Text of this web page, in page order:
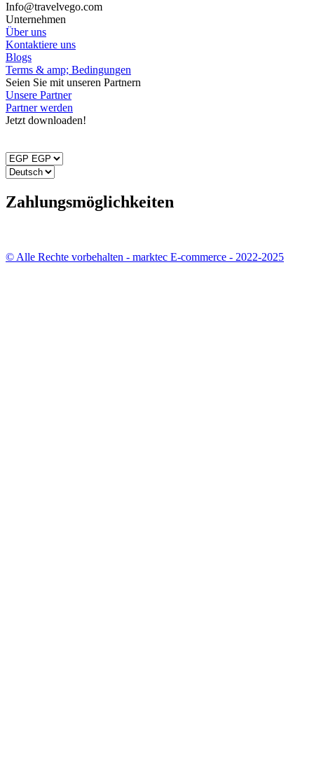
Info@travelvego.com
Unternehmen
Über uns
Kontaktiere uns
Blogs
Terms & amp; Bedingungen
Seien Sie mit unseren Partnern
Unsere Partner
Partner werden
Jetzt downloaden!
Zahlungsmöglichkeiten
© Alle Rechte vorbehalten - marktec E-commerce - 2022-2025